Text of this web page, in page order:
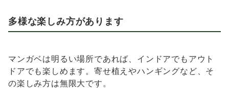
多様な楽しみ方があります
マンガベは明るい場所であれば、インドアでもアウト
ドアでも楽しめます。寄せ植えやハンギングなど、そ
の楽しみ方は無限大です。